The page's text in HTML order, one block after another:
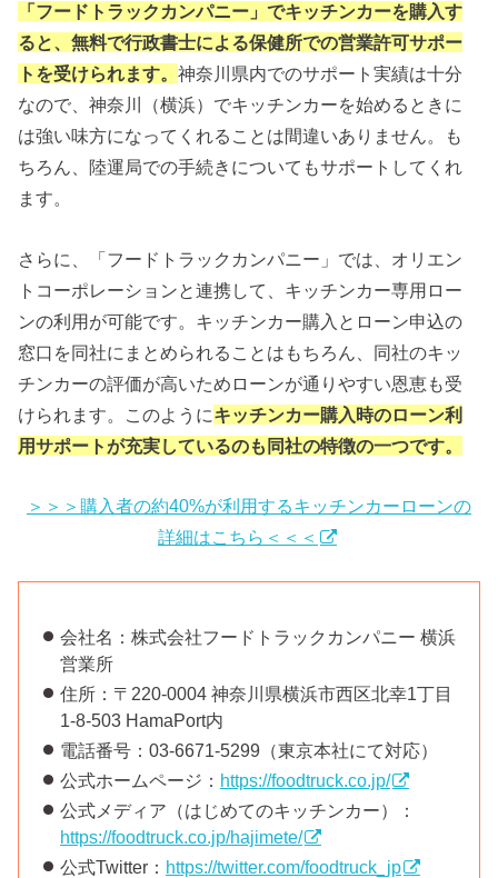
「フードトラックカンパニー」でキッチンカーを購入す
ると、無料で行政書士による保健所での営業許可サポー
トを受けられます。神奈川県内でのサポート実績は十分
なので、神奈川（横浜）でキッチンカーを始めるときに
は強い味方になってくれることは間違いありません。も
ちろん、陸運局での手続きについてもサポートしてくれ
ます。
さらに、「フードトラックカンパニー」では、オリエン
トコーポレーションと連携して、キッチンカー専用ロー
ンの利用が可能です。キッチンカー購入とローン申込の
窓口を同社にまとめられることはもちろん、同社のキッ
チンカーの評価が高いためローンが通りやすい恩恵も受
けられます。このようにキッチンカー購入時のローン利
用サポートが充実しているのも同社の特徴の一つです。
＞＞＞購入者の約40%が利用するキッチンカーローンの
詳細はこちら＜＜＜
会社名：株式会社フードトラックカンパニー 横浜
営業所
住所：〒220-0004 神奈川県横浜市西区北幸1丁目
1-8-503 HamaPort内
電話番号：03-6671-5299（東京本社にて対応）
公式ホームページ： https://foodtruck.co.jp/
公式メディア（はじめてのキッチンカー）：
https://foodtruck.co.jp/hajimete/
公式Twitter： https://twitter.com/foodtruck_jp